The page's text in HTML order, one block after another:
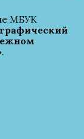
МБУК
.